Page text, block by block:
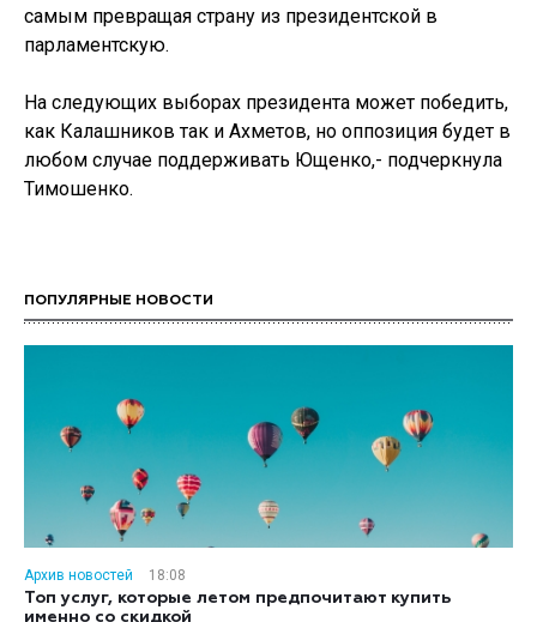
самым превращая страну из президентской в
парламентскую.
На следующих выборах президента может победить,
как Калашников так и Ахметов, но оппозиция будет в
любом случае поддерживать Ющенко,- подчеркнула
Тимошенко.
ПОПУЛЯРНЫЕ НОВОСТИ
Архив новостей
18:08
Топ услуг, которые летом предпочитают купить
именно со скидкой